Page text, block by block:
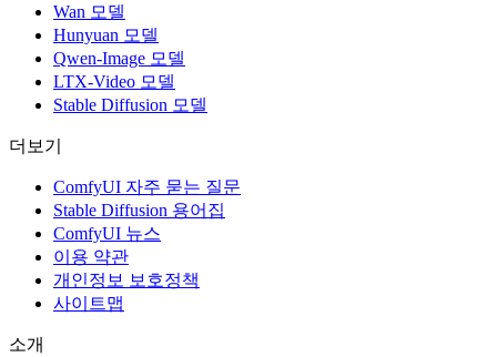
Wan 모델
Hunyuan 모델
Qwen-Image 모델
LTX-Video 모델
Stable Diffusion 모델
더보기
ComfyUI 자주 묻는 질문
Stable Diffusion 용어집
ComfyUI 뉴스
이용 약관
개인정보 보호정책
사이트맵
소개